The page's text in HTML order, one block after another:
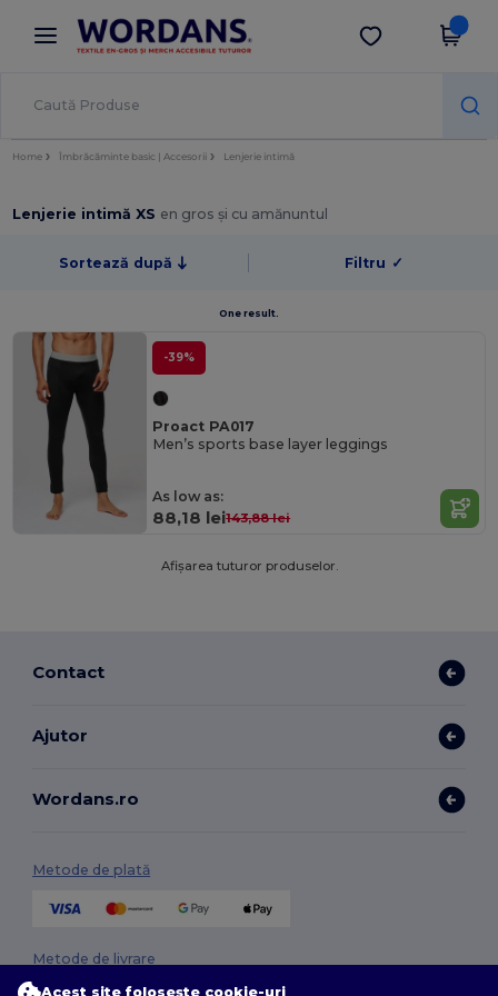
× Aplicația Wordans
Prețuri mai bune în aplicație!
Descarcă app
Home Îmbrăcăminte basic | Accesorii Lenjerie intimă
Lenjerie intimă XS en gros și cu amănuntul
Sortează după Filtru ✓
One result.
-39%
Proact PA017
Men’s sports base layer leggings
As low as:
88,18 lei143,88 lei
Afișarea tuturor produselor.
Contact
Ajutor
Wordans.ro
Metode de plată
Metode de livrare
Acest site folosește cookie-uri